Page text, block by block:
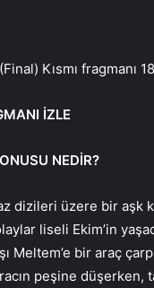
Kısmı fragmanı
İZLE
NEDİR?
dizileri üzere bir aşk
liseli Ekim’in
Meltem’e bir araç
peşine düşerken,